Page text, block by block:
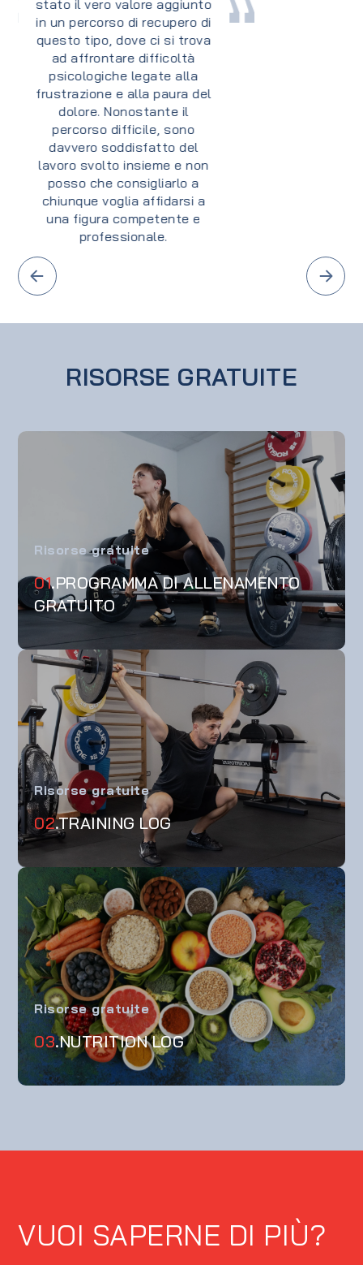
molto attento al lato
umano, lo consiglierei a
tutti!
RISORSE GRATUITE
Risorse gratuite
01.PROGRAMMA DI ALLENAMENTO
GRATUITO
Risorse gratuite
02.TRAINING LOG
Risorse gratuite
03.NUTRITION LOG
VUOI SAPERNE DI PIÙ?